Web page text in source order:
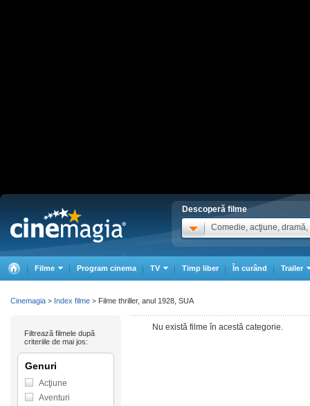
Descoperă filme
Comedie, acţiune, dramă,
Filme Program cinema TV Timp liber În curând Trailer
Nu există filme în acestă categorie.
Filtrează filmele după
criteriile de mai jos:
Genuri
Acţiune
Aventuri
Cinemagia > Index filme > Filme thriller, anul 1928, SUA